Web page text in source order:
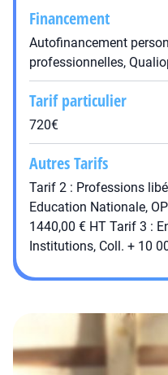
Financement
Autofinancement
professionnelles,
Tarif particulier
720€
Autres Tarifs
Tarif 2 : Professions
Education Nationale,
1440,00 € HT Tarif 3 :
Institutions, Coll. + 10